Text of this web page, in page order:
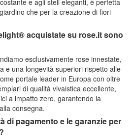
che per la creazione di fiori
acquistate su rose.it sono
esclusivamente rose innestate,
e una longevità superiori rispetto alle
portale leader in Europa con oltre
di qualità vivaistica eccellente,
a impatto zero, garantendo la
consegna.
di pagamento e le garanzie per